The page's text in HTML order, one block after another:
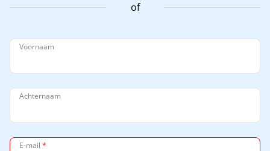
of
Voornaam
Achternaam
E-mail *